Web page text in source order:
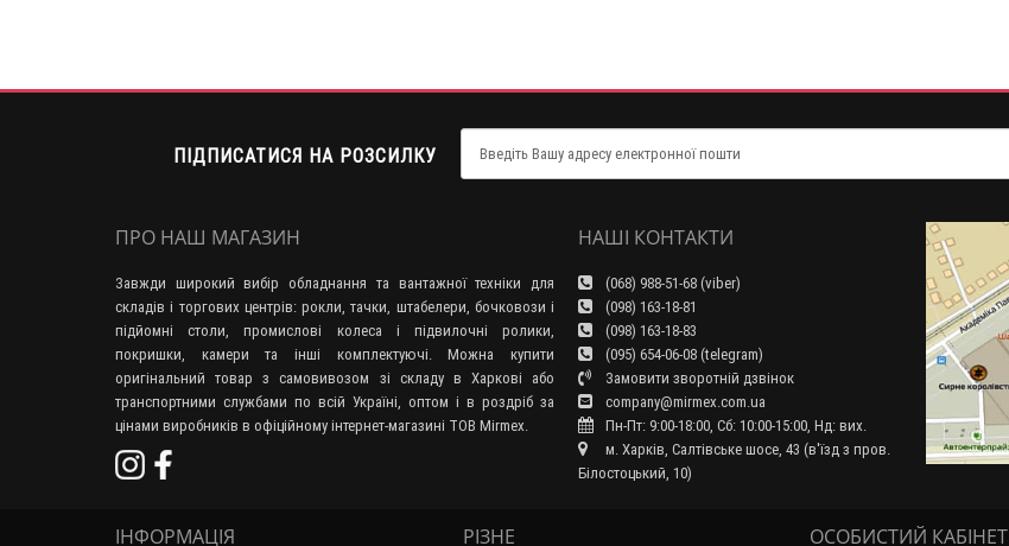
ПІДПИСАТИСЯ НА РОЗСИЛКУ
ПРО НАШ МАГАЗИН
Завжди широкий вибір обладнання та вантажної техніки для
складів і торгових центрів: рокли, тачки, штабелери, бочковози і
підйомні столи, промислові колеса і підвилочні ролики,
покришки, камери та інші комплектуючі. Можна купити
оригінальний товар з самовивозом зі складу в Харкові або
транспортними службами по всій Україні, оптом і в роздріб за
цінами виробників в офіційному інтернет-магазині ТОВ Mirmex.
НАШІ КОНТАКТИ
(068) 988-51-68 (viber)
(098) 163-18-81
(098) 163-18-83
(095) 654-06-08 (telegram)
Замовити зворотній дзвінок
company@mirmex.com.ua
Пн-Пт: 9:00-18:00, Сб: 10:00-15:00, Нд: вих.
м. Харків, Салтівське шосе, 43 (в'їзд з пров.
Білостоцький, 10)
ІНФОРМАЦІЯ РІЗНЕ ОСОБИСТИЙ КАБІНЕТ